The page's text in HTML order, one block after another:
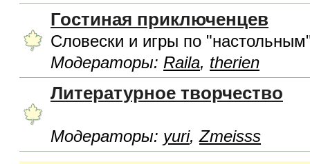
Гостиная приключенцев
Словески и игры по
Модераторы: Raila, therien
Литературное творчество
Модераторы: yuri,Zmeisss